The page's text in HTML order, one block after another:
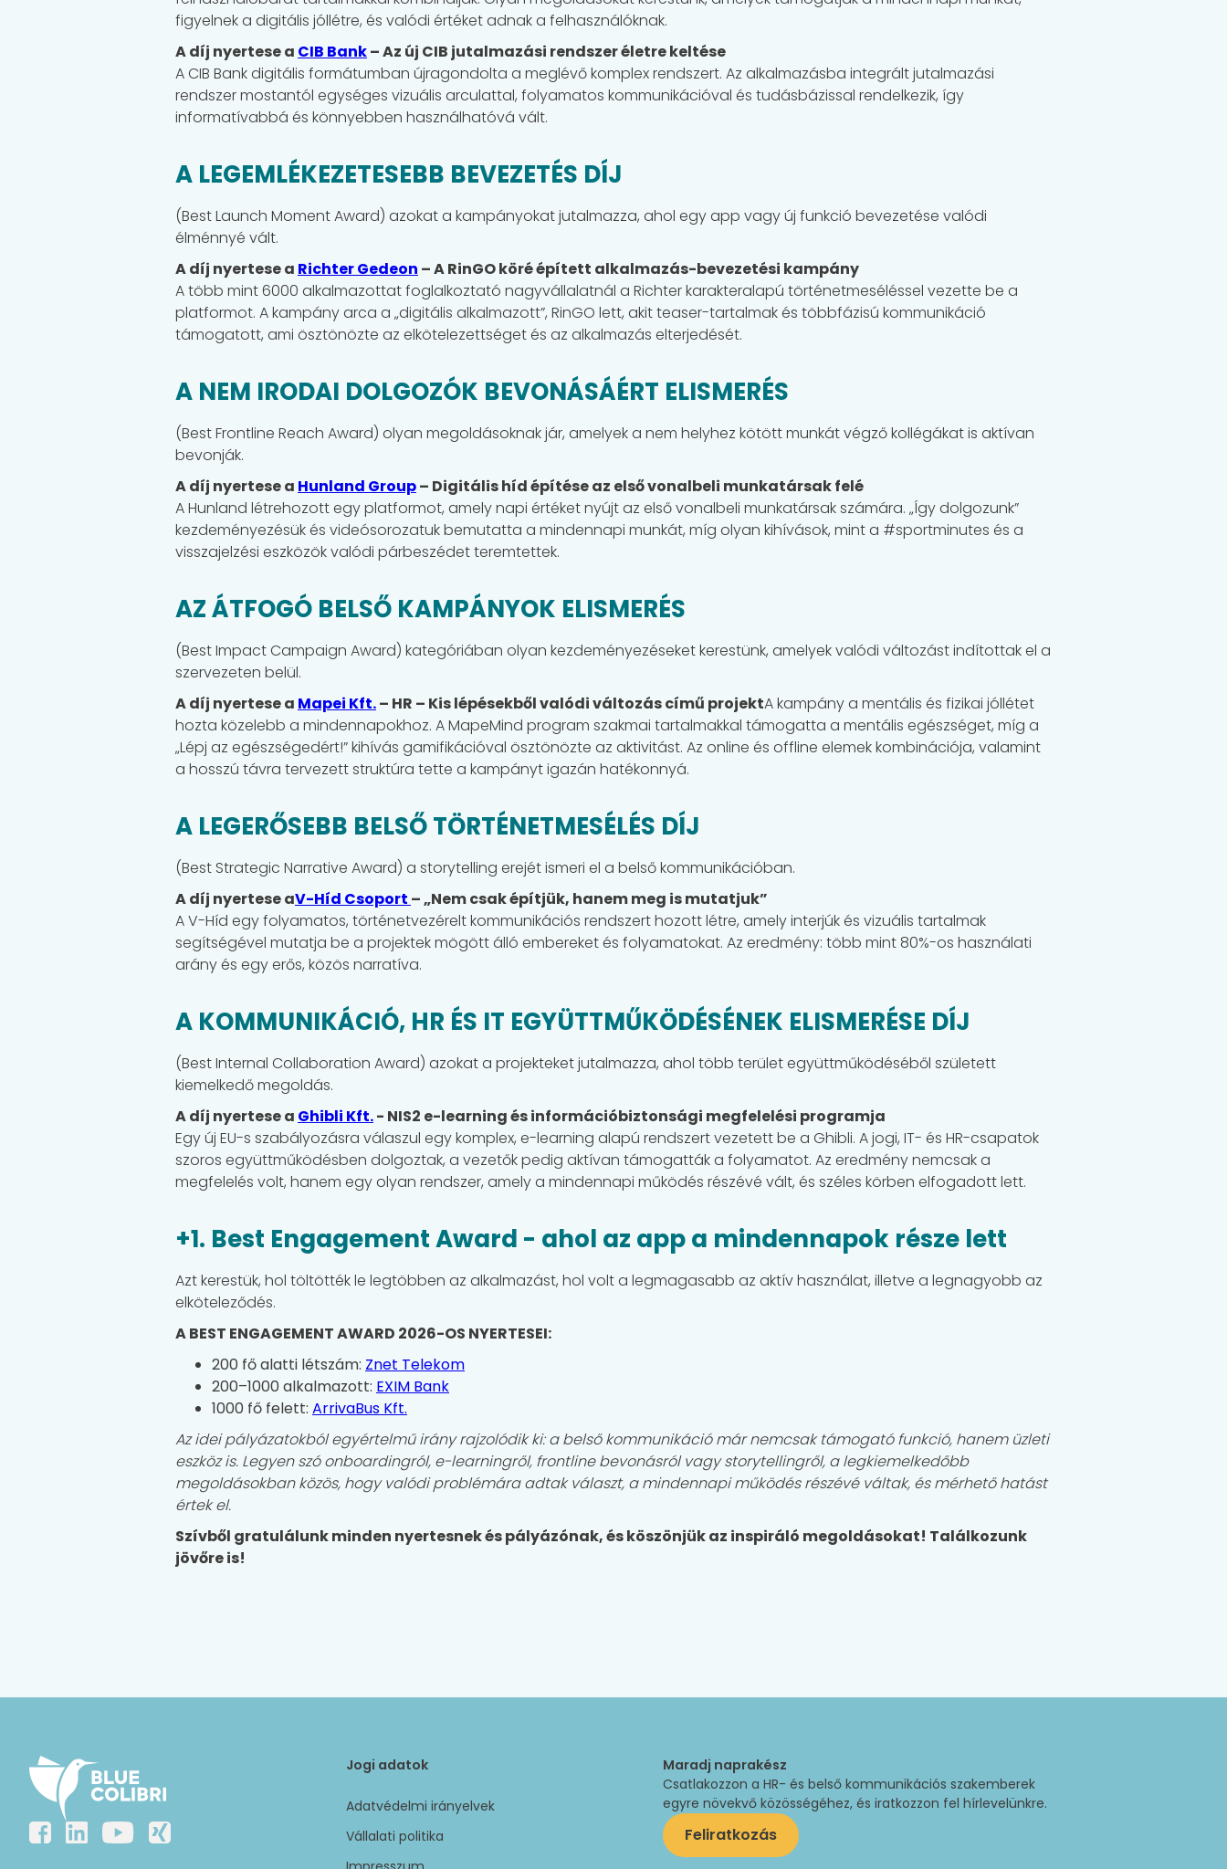
figyelnek a digitális jóllétre, és valódi értéket adnak a felhasználóknak.
A díj nyertese a CIB Bank– Az új CIB jutalmazási rendszer életre keltése
A CIB Bank digitális formátumban újragondolta a meglévő komplex rendszert. Az alkalmazásba integrált jutalmazási
rendszer mostantól egységes vizuális arculattal, folyamatos kommunikációval és tudásbázissal rendelkezik, így
informatívabbá és könnyebben használhatóvá vált.
A LEGEMLÉKEZETESEBB BEVEZETÉS DÍJ
(Best Launch Moment Award) azokat a kampányokat jutalmazza, ahol egy app vagy új funkció bevezetése valódi
élménnyé vált.
A díj nyertese a Richter Gedeon – A RinGO köré épített alkalmazás-bevezetési kampány
A több mint 6000 alkalmazottat foglalkoztató nagyvállalatnál a Richter karakteralapú történetmeséléssel vezette be a
platformot. A kampány arca a „digitális alkalmazott”, RinGO lett, akit teaser-tartalmak és többfázisú kommunikáció
támogatott, ami ösztönözte az elkötelezettséget és az alkalmazás elterjedését.
A NEM IRODAI DOLGOZÓK BEVONÁSÁÉRT ELISMERÉS
(Best Frontline Reach Award) olyan megoldásoknak jár, amelyek a nem helyhez kötött munkát végző kollégákat is aktívan
bevonják.
A díj nyertese a Hunland Group– Digitális híd építése az első vonalbeli munkatársak felé
A Hunland létrehozott egy platformot, amely napi értéket nyújt az első vonalbeli munkatársak számára. „Így dolgozunk”
kezdeményezésük és videósorozatuk bemutatta a mindennapi munkát, míg olyan kihívások, mint a #sportminutes és a
visszajelzési eszközök valódi párbeszédet teremtettek.
AZ ÁTFOGÓ BELSŐ KAMPÁNYOK ELISMERÉS
(Best Impact Campaign Award) kategóriában olyan kezdeményezéseket kerestünk, amelyek valódi változást indítottak el a
szervezeten belül.
A díj nyertese a Mapei Kft.– HR – Kis lépésekből valódi változás című projektA kampány a mentális és fizikai jóllétet
hozta közelebb a mindennapokhoz. A MapeMind program szakmai tartalmakkal támogatta a mentális egészséget, míg a
„Lépj az egészségedért!” kihívás gamifikációval ösztönözte az aktivitást. Az online és offline elemek kombinációja, valamint
a hosszú távra tervezett struktúra tette a kampányt igazán hatékonnyá.
A LEGERŐSEBB BELSŐ TÖRTÉNETMESÉLÉS DÍJ
(Best Strategic Narrative Award) a storytelling erejét ismeri el a belső kommunikációban.
A díj nyertese aV-Híd Csoport – „Nem csak építjük, hanem meg is mutatjuk”
A V-Híd egy folyamatos, történetvezérelt kommunikációs rendszert hozott létre, amely interjúk és vizuális tartalmak
segítségével mutatja be a projektek mögött álló embereket és folyamatokat. Az eredmény: több mint 80%-os használati
arány és egy erős, közös narratíva.
A KOMMUNIKÁCIÓ, HR ÉS IT EGYÜTTMŰKÖDÉSÉNEK ELISMERÉSE DÍJ
(Best Internal Collaboration Award) azokat a projekteket jutalmazza, ahol több terület együttműködéséből született
kiemelkedő megoldás.
A díj nyertese a Ghibli Kft.- NIS2 e-learning és információbiztonsági megfelelési programja
Egy új EU-s szabályozásra válaszul egy komplex, e-learning alapú rendszert vezetett be a Ghibli. A jogi, IT- és HR-csapatok
szoros együttműködésben dolgoztak, a vezetők pedig aktívan támogatták a folyamatot. Az eredmény nemcsak a
megfelelés volt, hanem egy olyan rendszer, amely a mindennapi működés részévé vált, és széles körben elfogadott lett.
+1. Best Engagement Award - ahol az app a mindennapok része lett
Azt kerestük, hol töltötték le legtöbben az alkalmazást, hol volt a legmagasabb az aktív használat, illetve a legnagyobb az
elköteleződés.
A BEST ENGAGEMENT AWARD 2026-OS NYERTESEI:
200 fő alatti létszám: Znet Telekom
200–1000 alkalmazott: EXIM Bank
1000 fő felett: ArrivaBus Kft.
Az idei pályázatokból egyértelmű irány rajzolódik ki: a belső kommunikáció már nemcsak támogató funkció, hanem üzleti
eszköz is. Legyen szó onboardingról, e-learningről, frontline bevonásról vagy storytellingről, a legkiemelkedőbb
megoldásokban közös, hogy valódi problémára adtak választ, a mindennapi működés részévé váltak, és mérhető hatást
értek el.
Szívből gratulálunk minden nyertesnek és pályázónak, és köszönjük az inspiráló megoldásokat! Találkozunk
jövőre is!
Jogi adatok
Adatvédelmi irányelvek
Vállalati politika
Maradj naprakész
Csatlakozzon a HR- és belső kommunikációs szakemberek
egyre növekvő közösségéhez, és iratkozzon fel hírlevelünkre.
Feliratkozás